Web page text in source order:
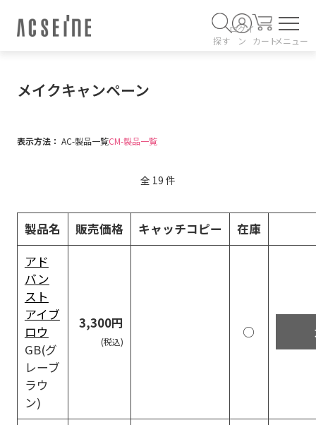
探す
ログイ
ン
カートメニュー
メイクキャンペーン
表示方法： AC-製品一覧CM-製品一覧
全 19 件
製品名 販売価格 キャッチコピー
在庫
アド
バン
スト
アイブ
ロウ
GB(グ
レーブ
ラウ
ン)
3,300円
○